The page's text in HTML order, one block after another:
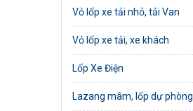
Vỏ lốp xe tải nhỏ, tải Van
Vỏ lốp xe tải, xe khách
Lốp Xe Điện
Lazang mâm, lốp dự phòng